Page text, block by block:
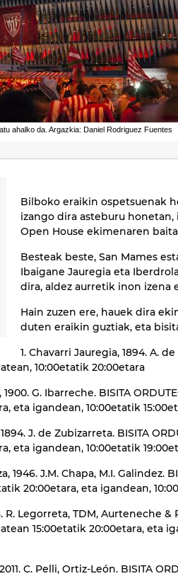
ahalko da. Argazkia: Daniel Rodriguez Fuentes
Bilboko eraikin ospetsuenak
izango dira asteburu honetan,
Open House ekimenaren
Besteak beste, San Mames
Ibaigane Jauregia eta
dira, aldez aurretik inon izena
Hain zuzen ere, hauek dira
duten eraikin guztiak, eta
1. Chavarri Jauregia, 1894. A.
10:00etatik 20:00etara
G. Ibarreche. BISITA
eta igandean, 10:00etatik
J. de Zubizarreta. BISITA
eta igandean, 10:00etatik
1946. J.M. Chapa, M.I. Galindez.
20:00etara, eta igandean,
R. Legorreta, TDM, Aurteneche &
15:00etatik 20:00etara, eta
C. Pelli, Ortiz-León. BISITA